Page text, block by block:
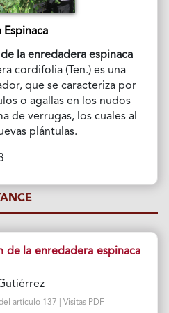
Espinaca
la enredadera espinaca
cordifolia (Ten.) es una
que se caracteriza por
o agallas en los nudos
de verrugas, los cuales al
plántulas.
de la enredadera espinaca
artículo 137 | Visitas PDF